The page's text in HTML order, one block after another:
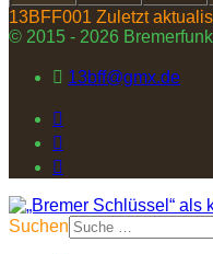
13BFF001 Zuletzt
© 2015 - 2026
13bff@gmx.de
Suchen